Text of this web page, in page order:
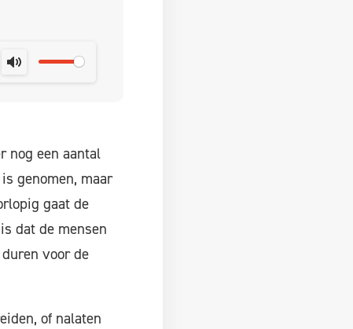
MUTE
nog een aantal
genomen, maar
gaat de
dat de mensen
voor de
of nalaten